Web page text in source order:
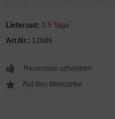
Lieferzeit: 3-5 Tage
Art.Nr.: 12688
Rezension schreiben